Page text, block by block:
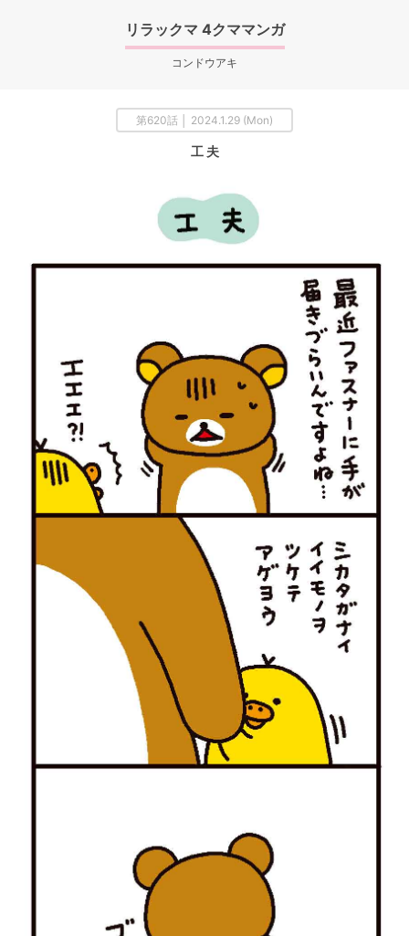
リラックマ 4クママンガ
コンドウアキ
第620話 │ 2024.1.29 (Mon)
工 夫